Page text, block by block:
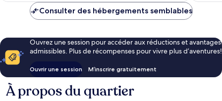
67 $ CA
Consulter des hébergements semblables
Ouvrez une session pour accéder aux réductions et avantages
admissibles. Plus de récompenses pour vivre plus d’aventures!
Ouvrir une session M’inscrire gratuitement
À propos du quartier